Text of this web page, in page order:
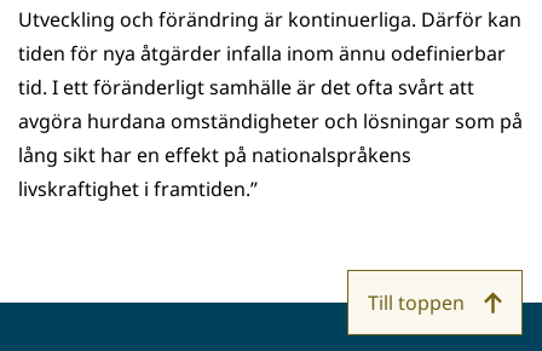
Utveckling och förändring är kontinuerliga. Därför kan
tiden för nya åtgärder infalla inom ännu odefinierbar
tid. I ett föränderligt samhälle är det ofta svårt att
avgöra hurdana omständigheter och lösningar som på
lång sikt har en effekt på nationalspråkens
livskraftighet i framtiden.”
Till toppen